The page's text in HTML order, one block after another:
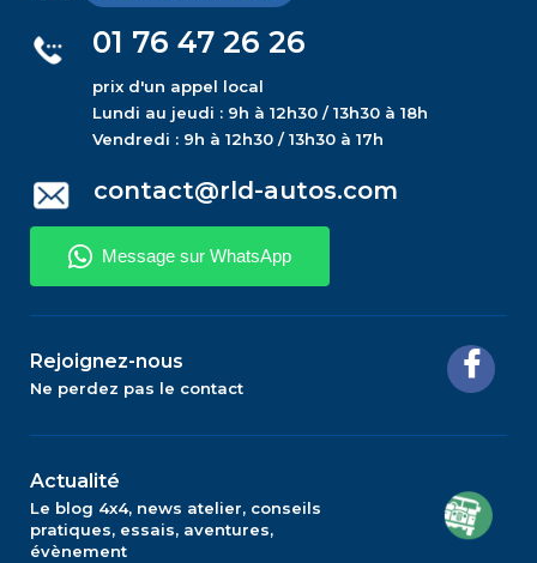
01 76 47 26 26
prix d'un appel local
Lundi au jeudi : 9h à 12h30 / 13h30 à 18h
Vendredi : 9h à 12h30 / 13h30 à 17h
contact@rld-autos.com
Rejoignez-nous
Ne perdez pas le contact
Actualité
Le blog 4x4, news atelier, conseils
pratiques, essais, aventures,
évènement